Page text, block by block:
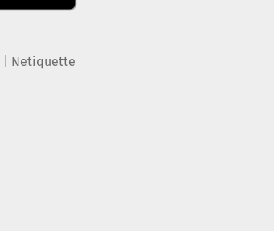
Netiquette